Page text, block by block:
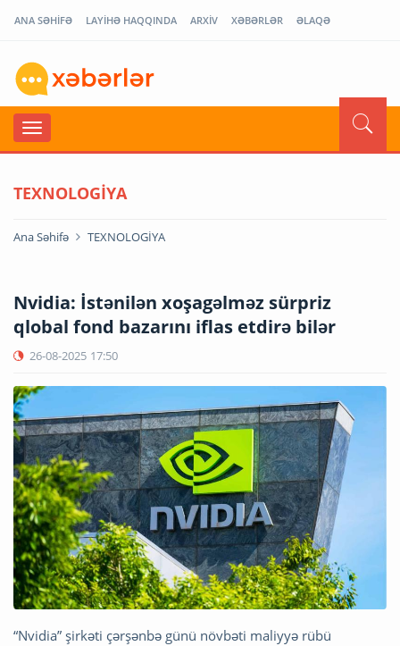
ANA SƏHİFƏ LAYİHƏ HAQQINDA ARXİV XƏBƏRLƏR ƏLAQƏ
TEXNOLOGİYA
Ana Səhifə TEXNOLOGİYA
Nvidia: İstənilən xoşagəlməz sürpriz
qlobal fond bazarını iflas etdirə bilər
26-08-2025 17:50
“Nvidia” şirkəti çərşənbə günü növbəti maliyyə rübü